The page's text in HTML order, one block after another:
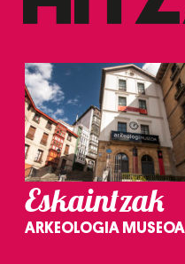
Eskaintzak
ARKEOLOGIA MUSEOA